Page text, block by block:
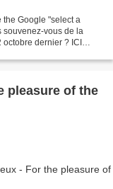
the Google "select a
souvenez-vous de la
dernier ? ICI
pleasure of the